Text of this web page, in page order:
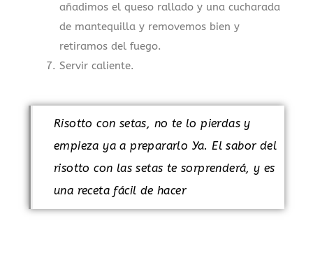
añadimos el queso rallado y una cucharada
de mantequilla y removemos bien y
retiramos del fuego.
Servir caliente.
Risotto con setas, no te lo pierdas y
empieza ya a prepararlo Ya. El sabor del
risotto con las setas te sorprenderá, y es
una receta fácil de hacer